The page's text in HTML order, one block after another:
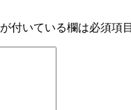
が付いている欄は必須項